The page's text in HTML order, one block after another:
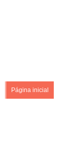
Página inicial